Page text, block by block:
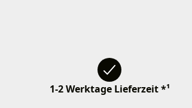
1-2 Werktage Lieferzeit *¹